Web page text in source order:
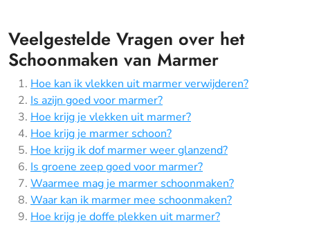
Veelgestelde Vragen over het
Schoonmaken van Marmer
Hoe kan ik vlekken uit marmer verwijderen?
Is azijn goed voor marmer?
Hoe krijg je vlekken uit marmer?
Hoe krijg je marmer schoon?
Hoe krijg ik dof marmer weer glanzend?
Is groene zeep goed voor marmer?
Waarmee mag je marmer schoonmaken?
Waar kan ik marmer mee schoonmaken?
Hoe krijg je doffe plekken uit marmer?